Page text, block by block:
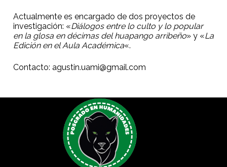
Actualmente es encargado de dos proyectos de
investigación: «Diálogos entre lo culto y lo popular
en la glosa en décimas del huapango arribeño» y «La
Edición en el Aula Académica«.
Contacto: agustin.uami@gmail.com